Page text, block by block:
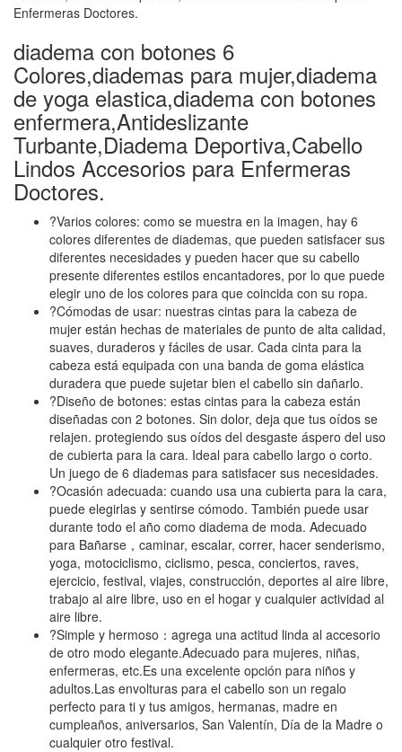
diadema con botones 6
Colores,diademas para mujer,diadema
de yoga elastica,diadema con botones
enfermera,Antideslizante
Turbante,Diadema Deportiva,Cabello
Lindos Accesorios para Enfermeras
Doctores.
?Varios colores: como se muestra en la imagen, hay 6
colores diferentes de diademas, que pueden satisfacer sus
diferentes necesidades y pueden hacer que su cabello
presente diferentes estilos encantadores, por lo que puede
elegir uno de los colores para que coincida con su ropa.
?Cómodas de usar: nuestras cintas para la cabeza de
mujer están hechas de materiales de punto de alta calidad,
suaves, duraderos y fáciles de usar. Cada cinta para la
cabeza está equipada con una banda de goma elástica
duradera que puede sujetar bien el cabello sin dañarlo.
?Diseño de botones: estas cintas para la cabeza están
diseñadas con 2 botones. Sin dolor, deja que tus oídos se
relajen. protegiendo sus oídos del desgaste áspero del uso
de cubierta para la cara. Ideal para cabello largo o corto.
Un juego de 6 diademas para satisfacer sus necesidades.
?Ocasión adecuada: cuando usa una cubierta para la cara,
puede elegirlas y sentirse cómodo. También puede usar
durante todo el año como diadema de moda. Adecuado
para Bañarse，caminar, escalar, correr, hacer senderismo,
yoga, motociclismo, ciclismo, pesca, conciertos, raves,
ejercicio, festival, viajes, construcción, deportes al aire libre,
trabajo al aire libre, uso en el hogar y cualquier actividad al
aire libre.
?Simple y hermoso：agrega una actitud linda al accesorio
de otro modo elegante.Adecuado para mujeres, niñas,
enfermeras, etc.Es una excelente opción para niños y
adultos.Las envolturas para el cabello son un regalo
perfecto para ti y tus amigos, hermanas, madre en
cumpleaños, aniversarios, San Valentín, Día de la Madre o
cualquier otro festival.